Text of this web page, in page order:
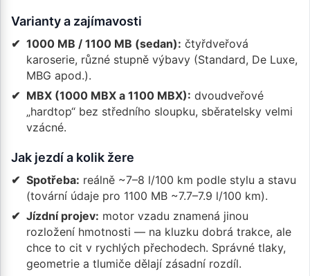
Varianty a zajímavosti
1000 MB / 1100 MB (sedan): čtyřdveřová
karoserie, různé stupně výbavy (Standard, De Luxe,
MBG apod.).
MBX (1000 MBX a 1100 MBX): dvoudveřové
„hardtop“ bez středního sloupku, sběratelsky velmi
vzácné.
Jak jezdí a kolik žere
Spotřeba: reálně ~7–8 l/100 km podle stylu a stavu
(tovární údaje pro 1100 MB ~7.7–7.9 l/100 km).
Jízdní projev: motor vzadu znamená jinou
rozložení hmotnosti — na kluzku dobrá trakce, ale
chce to cit v rychlých přechodech. Správné tlaky,
geometrie a tlumiče dělají zásadní rozdíl.